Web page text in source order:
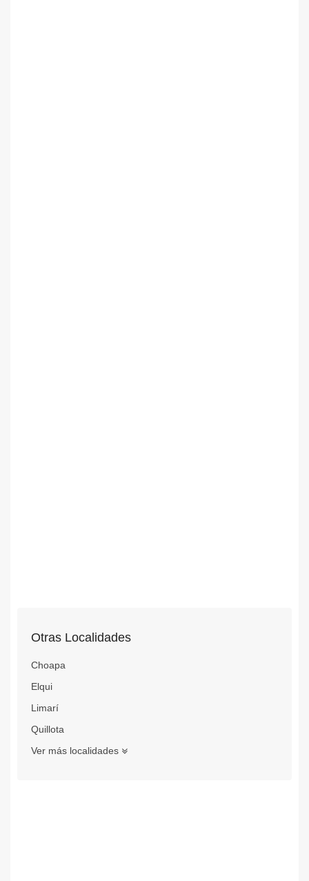
Otras Localidades
Choapa
Elqui
Limarí
Quillota
Ver más localidades